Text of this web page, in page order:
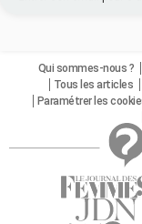
Qui sommes-nous ?
Tous les articles
Paramétrer les